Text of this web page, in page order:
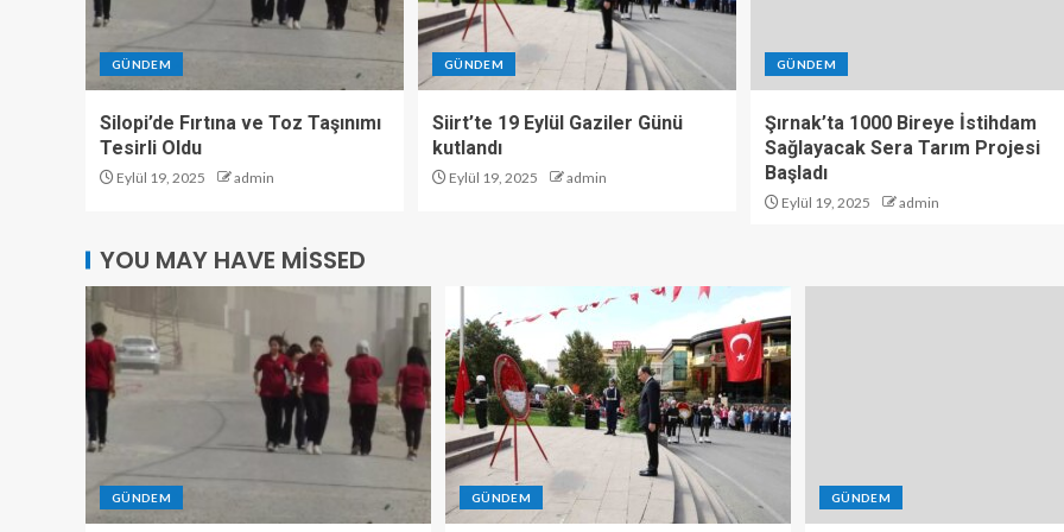
GÜNDEM
Silopi’de Fırtına ve Toz Taşınımı
Tesirli Oldu
Eylül 19, 2025 admin
GÜNDEM
Siirt’te 19 Eylül Gaziler Günü
kutlandı
Eylül 19, 2025 admin
GÜNDEM
Şırnak’ta 1000 Bireye İstihdam
Sağlayacak Sera Tarım Projesi
Başladı
Eylül 19, 2025 admin
YOU MAY HAVE MISSED
GÜNDEM GÜNDEM GÜNDEM